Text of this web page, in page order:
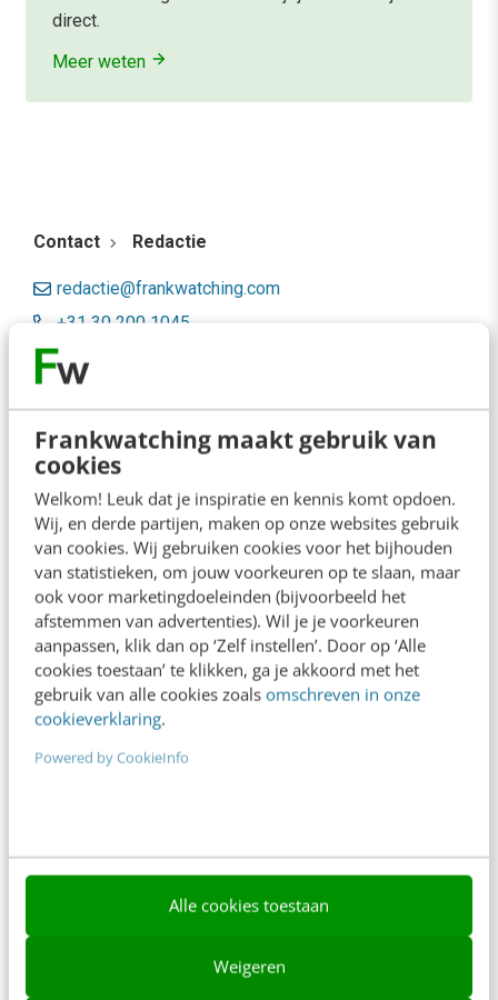
Frankwatching maakt gebruik van
cookies
Welkom! Leuk dat je inspiratie en kennis komt opdoen.
Wij, en derde partijen, maken op onze websites gebruik
van cookies. Wij gebruiken cookies voor het bijhouden
van statistieken, om jouw voorkeuren op te slaan, maar
ook voor marketingdoeleinden (bijvoorbeeld het
afstemmen van advertenties). Wil je je voorkeuren
aanpassen, klik dan op ‘Zelf instellen’. Door op ‘Alle
cookies toestaan’ te klikken, ga je akkoord met het
gebruik van alle cookies zoals omschreven in onze
cookieverklaring.
Powered by CookieInfo
Alle cookies toestaan
Weigeren
direct.
Meer weten
Contact Redactie
redactie@frankwatching.com
+31 30 200 1045
Tarieven
Meer contactopties
Frankwatching
Adverteren
Contact
Nieuwsbrieven
Over ons
Ons team
Werken bij
Whitepapers
AI & Tech
Content & Communicatie
Klantcontact & CX
Marketing